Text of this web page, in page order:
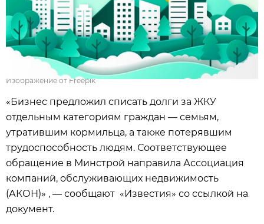
Изображение от Freepik
«Бизнес предложил списать долги за ЖКУ
отдельным категориям граждан — семьям,
утратившим кормильца, а также потерявшим
трудоспособность людям. Соответствующее
обращение в Минстрой направила Ассоциация
компаний, обслуживающих недвижимость
(АКОН)» , — сообщают «Известия» со ссылкой на
документ.